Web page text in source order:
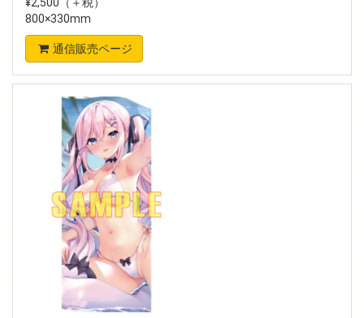
800×330mm
通信販売ページ